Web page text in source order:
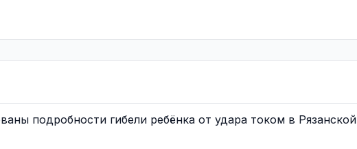
подробности гибели ребёнка от удара током в Рязанской